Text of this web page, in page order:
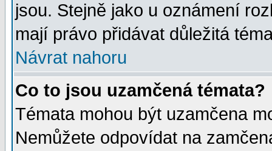
jsou. Stejně jako u oznámení
mají právo přidávat důležitá
Návrat nahoru
Co to jsou uzamčená témata?
Témata mohou být uzamčena
Nemůžete odpovídat na